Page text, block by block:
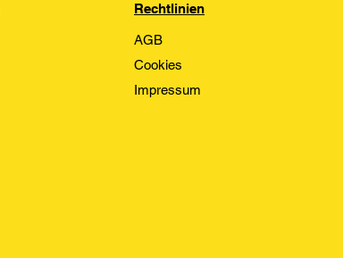
Rechtlinien
AGB
Cookies
Impressum